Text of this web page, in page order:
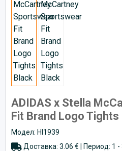
ADIDAS x Stella
Fit Brand Logo Tights
Модел: HI1939
Доставка: 3.06 € | Период: 1